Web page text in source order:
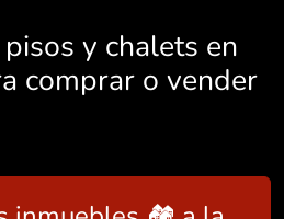
y chalets en
comprar o vender